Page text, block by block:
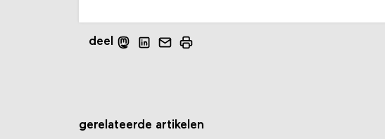
deel
gerelateerde artikelen